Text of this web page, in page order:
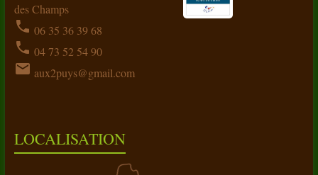
des Champs
phone 06 35 36 39 68
phone 04 73 52 54 90
email aux2puys@gmail.com
LOCALISATION